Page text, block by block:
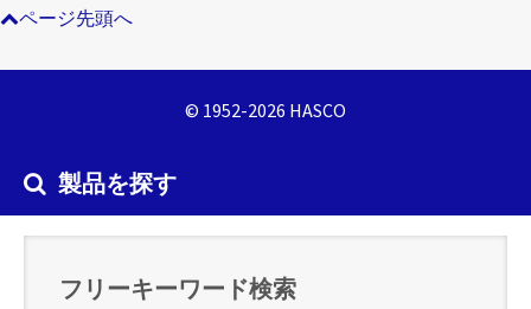
ページ先頭へ
© 1952-2026 HASCO
製品を探す
フリーキーワード検索